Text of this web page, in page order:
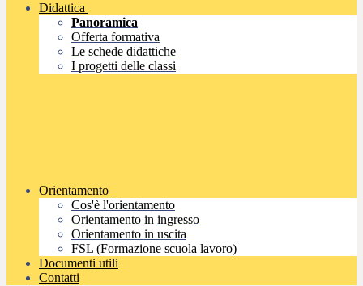
Didattica
Panoramica
Offerta formativa
Le schede didattiche
I progetti delle classi
Orientamento
Cos'è l'orientamento
Orientamento in ingresso
Orientamento in uscita
FSL (Formazione scuola lavoro)
Documenti utili
Contatti